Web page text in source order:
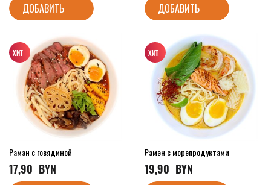
ДОБАВИТЬ ДОБАВИТЬ
Рамэн с говядиной
17,90
  BYN
Рамэн с морепродуктами
19,90
  BYN